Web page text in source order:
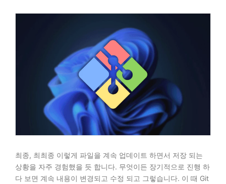
최종, 최최종 이렇게 파일을 계속 업데이트 하면서 저장 되는
상황을 자주 경험했을 듯 합니다. 무엇이든 장기적으로 진행 하
다 보면 계속 내용이 변경되고 수정 되고 그렇습니다. 이 때 Git